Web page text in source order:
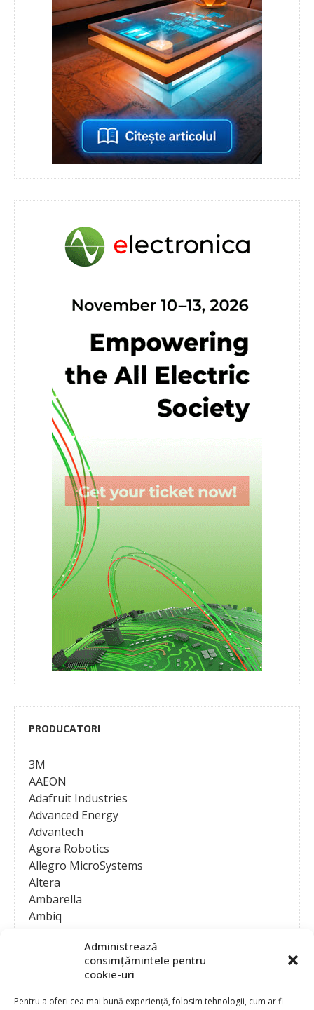
Administrează
consimțămintele pentru
cookie-uri
Pentru a oferi cea mai bună experiență, folosim tehnologii, cum ar fi
PRODUCATORI
3M
AAEON
Adafruit Industries
Advanced Energy
Advantech
Agora Robotics
Allegro MicroSystems
Altera
Ambarella
Ambiq
Analog Devices
Anritsu Corporation
Ansys